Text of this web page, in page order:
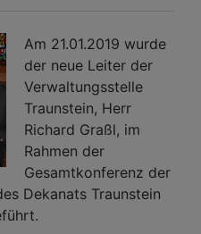
Am 21.01.2019 wurde
der neue Leiter der
Verwaltungsstelle
Traunstein, Herr
Richard Graßl, im
Rahmen der
Gesamtkonferenz der
Dekanats Traunstein